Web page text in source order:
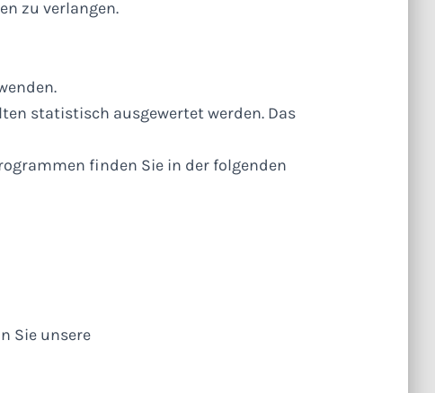
zu verlangen.
statistisch ausgewertet werden. Das
finden Sie in der folgenden
Sie unsere